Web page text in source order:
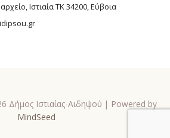
Ιστιαία ΤΚ 34200, Εύβοια
Δήμος Ιστιαίας-Αιδηψού | Powered by
MindSeed